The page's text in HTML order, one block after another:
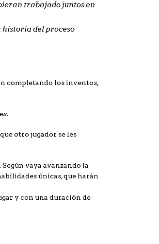
trabajado juntos en
historia del proceso
completando los inventos,
otro jugador se les
vaya avanzando la
únicas, que harán
y con una duración de